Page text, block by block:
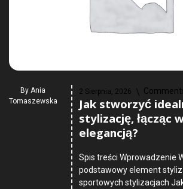
By Ania
Tomaszewska
2 Sierpnia, 2026
Jak stworzyć
stylizację, łącząc
elegancją?
Spis treści Wprowadzenie
podstawowy element
sportowych stylizacjach